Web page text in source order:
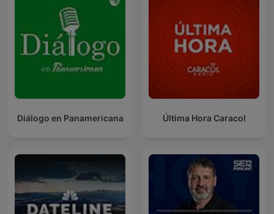
Diálogo en Panamericana Última Hora Caracol